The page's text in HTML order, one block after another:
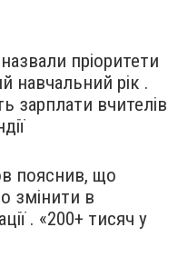
пріоритети
навчальний рік .
зарплати вчителів
пояснив, що
змінити в
. «200+ тисяч у